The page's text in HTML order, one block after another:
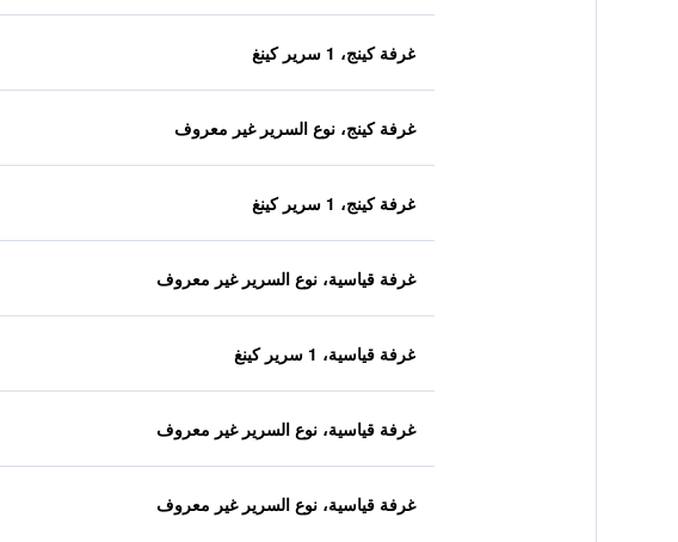
غرفة كينج، 1 سرير كينغ
غرفة كينج، نوع السرير غير معروف
غرفة كينج، 1 سرير كينغ
غرفة قياسية، نوع السرير غير معروف
غرفة قياسية، 1 سرير كينغ
غرفة قياسية، نوع السرير غير معروف
غرفة قياسية، نوع السرير غير معروف